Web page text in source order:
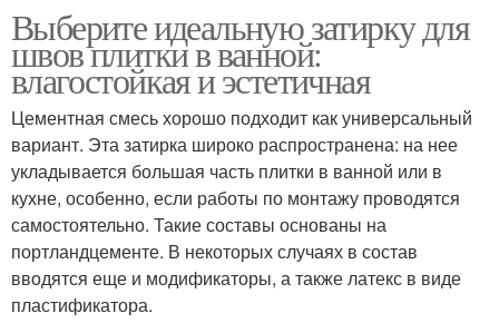
Выберите идеальную затирку для
швов плитки в ванной:
влагостойкая и эстетичная
Цементная смесь хорошо подходит как универсальный
вариант. Эта затирка широко распространена: на нее
укладывается большая часть плитки в ванной или в
кухне, особенно, если работы по монтажу проводятся
самостоятельно. Такие составы основаны на
портландцементе. В некоторых случаях в состав
вводятся еще и модификаторы, а также латекс в виде
пластификатора.